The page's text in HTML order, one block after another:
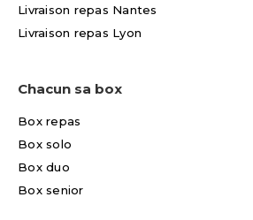
Livraison repas Nantes
Livraison repas Lyon
Chacun sa box
Box repas
Box solo
Box duo
Box senior